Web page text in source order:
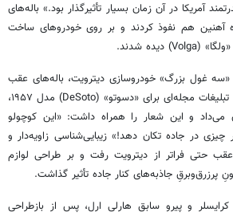
آمریکا در آن زمان بسیار تأثیرگذار بود.» باله‌های
هم نفوذ کردند و بر روی خودروهای ساخت
«سه غول بزرگ» خودروسازی دیترویت، باله‌های عقب
را در کانون توجه قرار دادند. تبلیغات مجله‌ای برای «دسوتو» (DeSoto) مدل ۱۹۵۷،
می‌داد و این شعار را همراه داشت: «این کوچولو
در جاده تکان دهد!» زیبایی‌شناسی زاویه‌دار و
عقب حتی فراتر از دیترویت رفت و بر طراحی لوازم
پرزرق‌وبرقِ جاذبه‌های کنار جاده تأثیر گذاشت.
و پیرو سابق هارلی ارل، پس از بازطراحی